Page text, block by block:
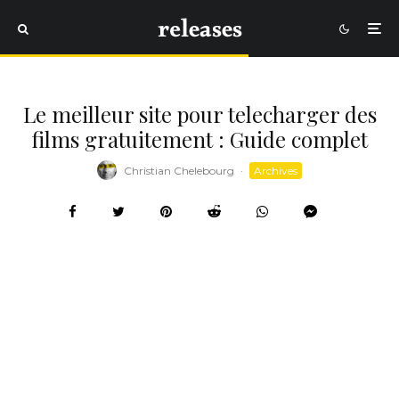
Le meilleur site pour telecharger des
films gratuitement : Guide complet
Christian Chelebourg · Archives